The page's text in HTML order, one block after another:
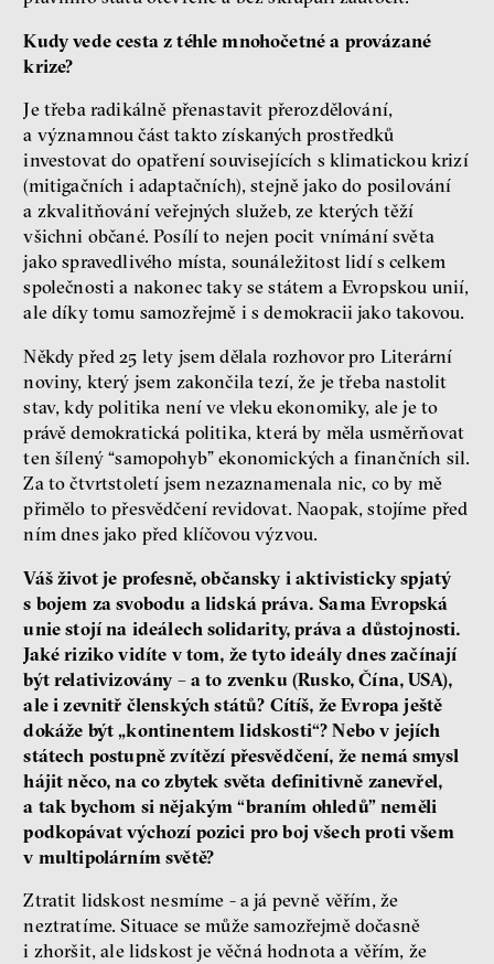
Kudy vede cesta z téhle mnohočetné a provázané
krize?
Je třeba radikálně přenastavit přerozdělování,
a významnou část takto získaných prostředků
investovat do opatření souvisejících s klimatickou krizí
(mitigačních i adaptačních), stejně jako do posilování
a zkvalitňování veřejných služeb, ze kterých těží
všichni občané. Posílí to nejen pocit vnímání světa
jako spravedlivého místa, sounáležitost lidí s celkem
společnosti a nakonec taky se státem a Evropskou unií,
ale díky tomu samozřejmě i s demokracii jako takovou.
Někdy před 25 lety jsem dělala rozhovor pro Literární
noviny, který jsem zakončila tezí, že je třeba nastolit
stav, kdy politika není ve vleku ekonomiky, ale je to
právě demokratická politika, která by měla usměrňovat
ten šílený “samopohyb” ekonomických a finančních sil.
Za to čtvrtstoletí jsem nezaznamenala nic, co by mě
přimělo to přesvědčení revidovat. Naopak, stojíme před
ním dnes jako před klíčovou výzvou.
Váš život je profesně, občansky i aktivisticky spjatý
s bojem za svobodu a lidská práva. Sama Evropská
unie stojí na ideálech solidarity, práva a důstojnosti.
Jaké riziko vidíte v tom, že tyto ideály dnes začínají
být relativizovány – a to zvenku (Rusko, Čína, USA),
ale i zevnitř členských států? Cítíš, že Evropa ještě
dokáže být „kontinentem lidskosti“? Nebo v jejích
státech postupně zvítězí přesvědčení, že nemá smysl
hájit něco, na co zbytek světa definitivně zanevřel,
a tak bychom si nějakým “braním ohledů” neměli
podkopávat výchozí pozici pro boj všech proti všem
v multipolárním světě?
Ztratit lidskost nesmíme - a já pevně věřím, že
neztratíme. Situace se může samozřejmě dočasně
i zhoršit, ale lidskost je věčná hodnota a věřím, že